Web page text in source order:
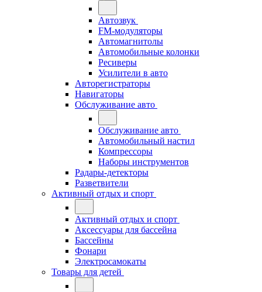
Автозвук
FM-модуляторы
Автомагнитолы
Автомобильные колонки
Ресиверы
Усилители в авто
Авторегистраторы
Навигаторы
Обслуживание авто
Обслуживание авто
Автомобильный настил
Компрессоры
Наборы инструментов
Радары-детекторы
Разветвители
Активный отдых и спорт
Активный отдых и спорт
Аксессуары для бассейна
Бассейны
Фонари
Электросамокаты
Товары для детей